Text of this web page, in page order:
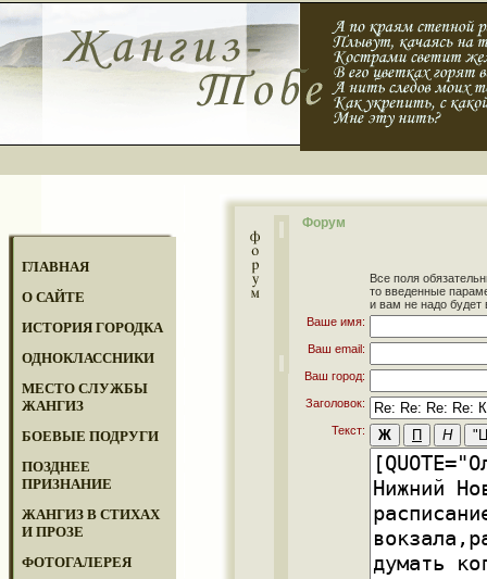
ГЛАВНАЯ
О САЙТЕ
ИСТОРИЯ ГОРОДКА
ОДНОКЛАССНИКИ
МЕСТО СЛУЖБЫ
ЖАНГИЗ
БОЕВЫЕ ПОДРУГИ
ПОЗДНЕЕ
ПРИЗНАНИЕ
ЖАНГИЗ В СТИХАХ
И ПРОЗЕ
ФОТОГАЛЕРЕЯ
Форум
Все поля
то введенные
и вам не надо будет
Ваше имя:
Ваш email:
Ваш город:
Заголовок:
Текст: